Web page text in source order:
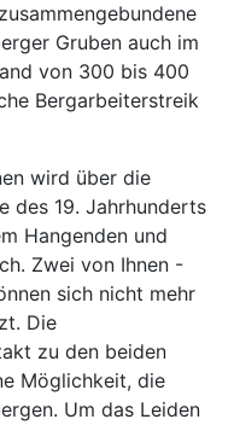
Gruben auch im
von 300 bis 400
Bergarbeiterstreik
wird über die
des 19. Jahrhunderts
Hangenden und
Zwei von Ihnen -
sich nicht mehr
Die
zu den beiden
Möglichkeit, die
Um das Leiden